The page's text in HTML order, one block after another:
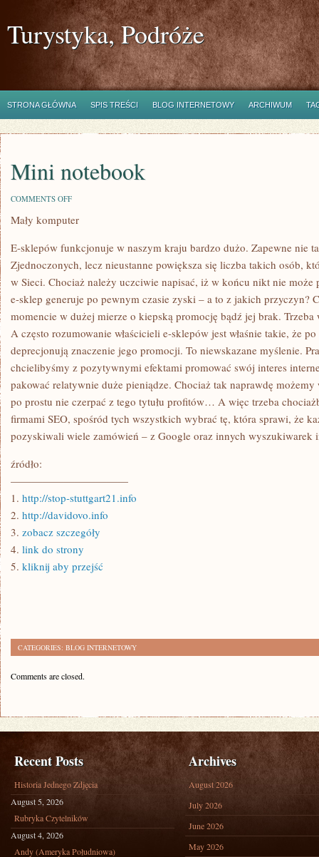
Turystyka, Podróże
STRONA GŁÓWNA SPIS TREŚCI BLOG INTERNETOWY ARCHIWUM
Mini notebook
COMMENTS OFFON
NOTEBOOK
Mały komputer
E-sklepów funkcjonuje w naszym kraju bardzo dużo. Zapewne nie
Zjednoczonych, lecz nieustanne powiększa się liczba takich osób,
w Sieci. Chociaż należy uczciwie napisać, iż w końcu nikt nie może
e-sklep generuje po pewnym czasie zyski – a to z jakich przyczyn?
momencie w dużej mierze o kiepską promocję bądź jej brak.
A często rozumowanie właścicieli e-sklepów jest właśnie takie, że
deprecjonują znaczenie jego promocji. To niewskazane myślenie.
chcielibyśmy z pozytywnymi efektami promować swój interes
pakować relatywnie duże pieniądze. Chociaż tak naprawdę
po prostu nie czerpać z tego tytułu profitów… A więc trzeba
firmami SEO, spośród tych wszystkich wybrać tę, która sprawi, że
pozyskiwali wiele zamówień – z Google oraz innych wyszukiwarek
źródło:
———————————
1. http://stop-stuttgart21.info
2. http://davidovo.info
3. zobacz szczegóły
4. link do strony
5. kliknij aby przejść
CATEGORIES: BLOG INTERNETOWY
Comments are closed.
Recent Posts
Historia Jednego Zdjęcia
August 5, 2026
Rubryka Czytelników
August 4, 2026
Andy (Ameryka Południowa)
Archives
August 2026
July 2026
June 2026
May 2026